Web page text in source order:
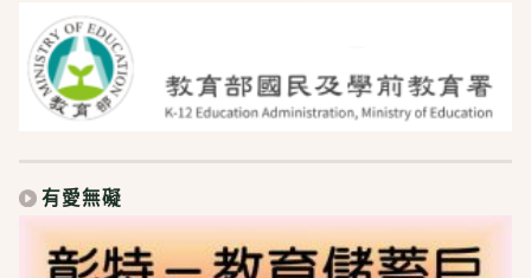
有愛無礙